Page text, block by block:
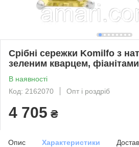
Срібні сережки Komilfo з
зеленим кварцем,
В наявності
Код: 2162070
Опт і роздріб
4 705 ₴
Опис Характеристики